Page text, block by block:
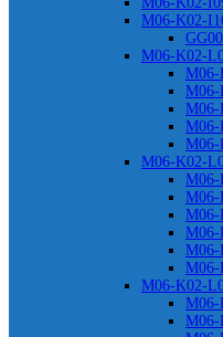
M06-K02-
M06-K02-
M06-
M06-
M06-
M06-
M06-
M06-K02-
M06-
M06-
M06-
M06-
M06-
M06-
M06-K02-
M06-
M06-